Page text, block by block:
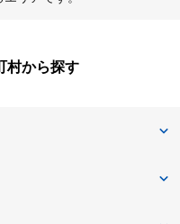
村から探す